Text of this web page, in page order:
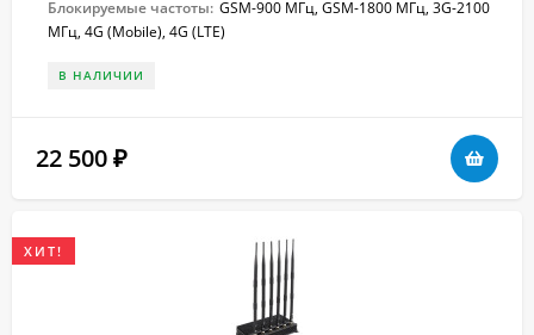
Блокируемые частоты: GSM-900 МГц, GSM-1800 МГц, 3G-2100
МГц, 4G (Mobile), 4G (LTE)
В НАЛИЧИИ
22 500 ₽
ХИТ!